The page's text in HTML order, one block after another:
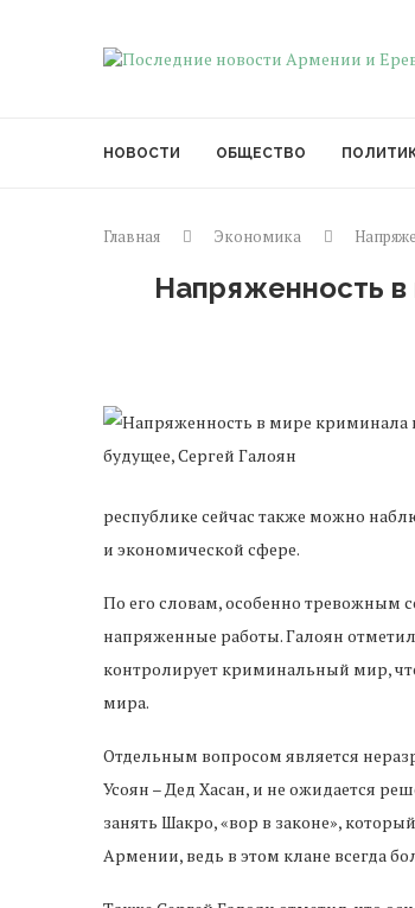
НОВОСТИ ОБЩЕСТВО
Главная Экономика
Напряженность
республике сейчас также можно
и экономической сфере.
По его словам, особенно тревожным
напряженные работы. Галоян
контролирует криминальный мир,
мира.
Отдельным вопросом является
Усоян – Дед Хасан, и не ожидается
занять Шакро, «вор в законе»,
Армении, ведь в этом клане всегда